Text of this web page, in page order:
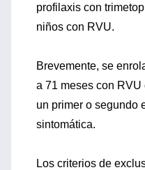
profilaxis con
niños con RVU.
Brevemente, se
a 71 meses con
un primer o segundo
sintomática.
Los criterios de